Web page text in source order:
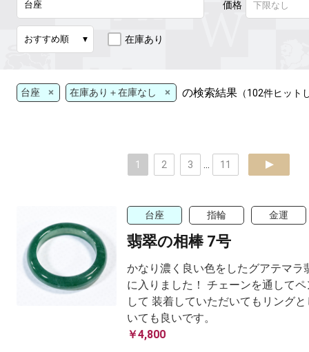
価格
在庫あり
台座 × 在庫あり＋在庫なし × の検索結果 （102件ヒット
1 2 3 11 next
台座 指輪 金運
翡翠の相棒 7号
かなり濃く良い色をしたグアテマラ
に入りました！ チェーンを通して
して 装着していただいてもリング
いても良いです。
￥4,800